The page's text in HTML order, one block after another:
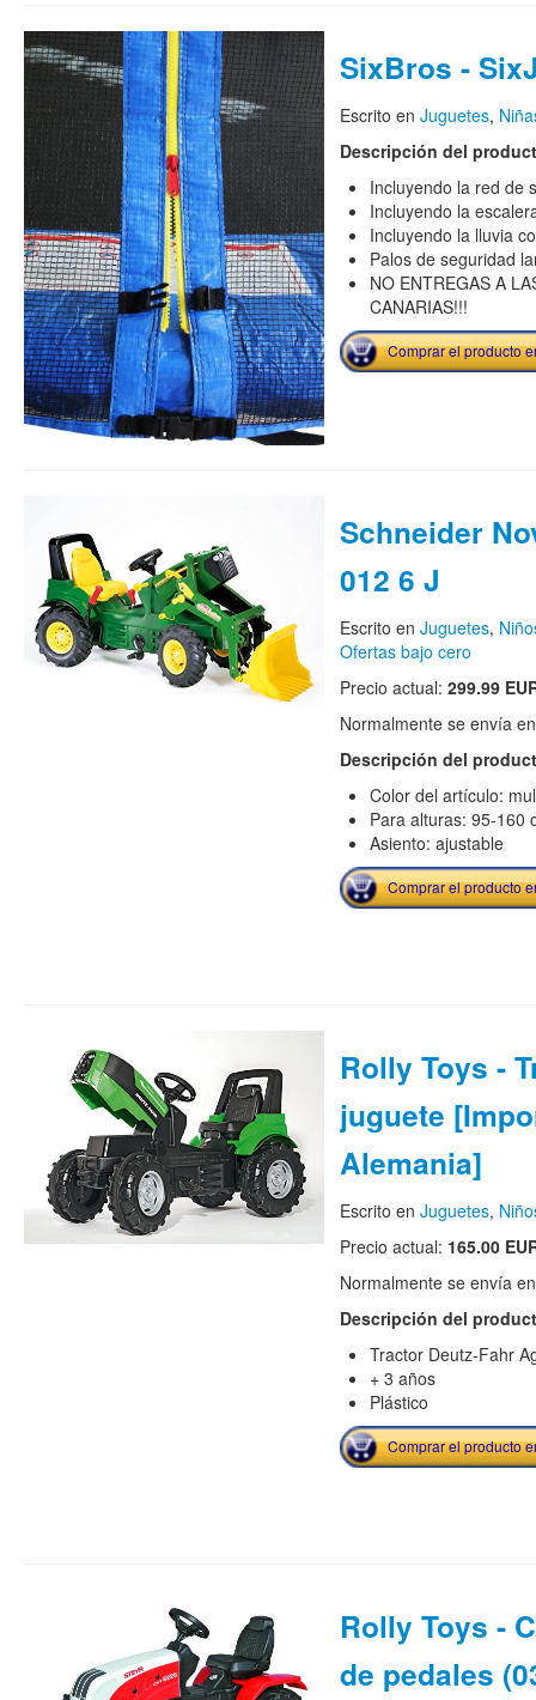
SixBros -
Escrito en Juguetes,
Descripción del
Incluyendo la red de
Incluyendo la
Incluyendo la lluvia
Palos de seguridad
NO ENTREGAS A
CANARIAS!!!
Comprar el producto
Schneider
012 6 J
Escrito en Juguetes,
Ofertas bajo cero
Precio actual: 299.99
Normalmente se envía
Descripción del
Color del artículo:
Para alturas: 95-160
Asiento: ajustable
Comprar el producto
Rolly Toys -
juguete
Alemania]
Escrito en Juguetes,
Precio actual: 165.00
Normalmente se envía
Descripción del
Tractor Deutz-Fahr
+ 3 años
Plástico
Comprar el producto
Rolly Toys -
de pedales